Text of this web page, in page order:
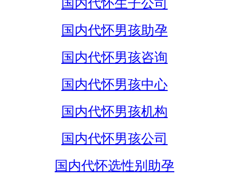
国内代怀生子公司
国内代怀男孩助孕
国内代怀男孩咨询
国内代怀男孩中心
国内代怀男孩机构
国内代怀男孩公司
国内代怀选性别助孕